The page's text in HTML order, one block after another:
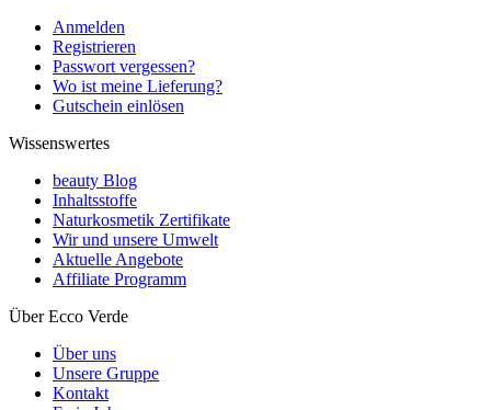
Anmelden
Registrieren
Passwort vergessen?
Wo ist meine Lieferung?
Gutschein einlösen
Wissenswertes
beauty Blog
Inhaltsstoffe
Naturkosmetik Zertifikate
Wir und unsere Umwelt
Aktuelle Angebote
Affiliate Programm
Über Ecco Verde
Über uns
Unsere Gruppe
Kontakt